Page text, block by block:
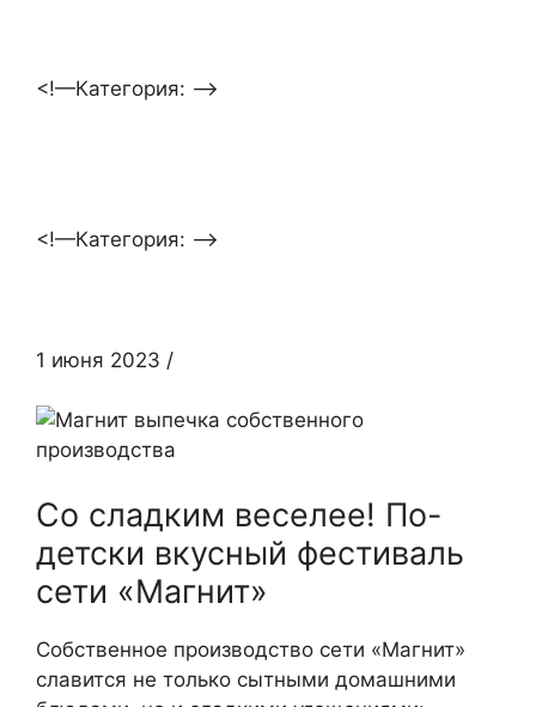
<!—Категория: —>
<!—Категория: —>
1 июня 2023 /
Со сладким веселее! По-
детски вкусный фестиваль
сети «Магнит»
Собственное производство сети «Магнит»
славится не только сытными домашними